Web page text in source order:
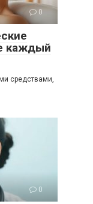
0
каждый
средствами,
0